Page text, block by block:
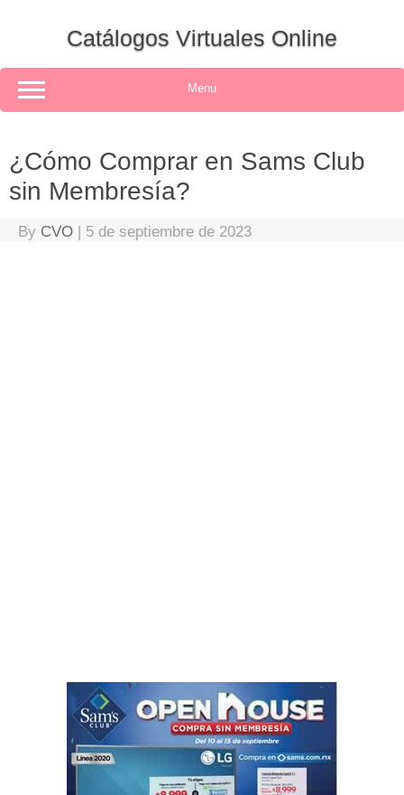
Catálogos Virtuales Online
Menu
¿Cómo Comprar en Sams Club
sin Membresía?
By CVO | 5 de septiembre de 2023